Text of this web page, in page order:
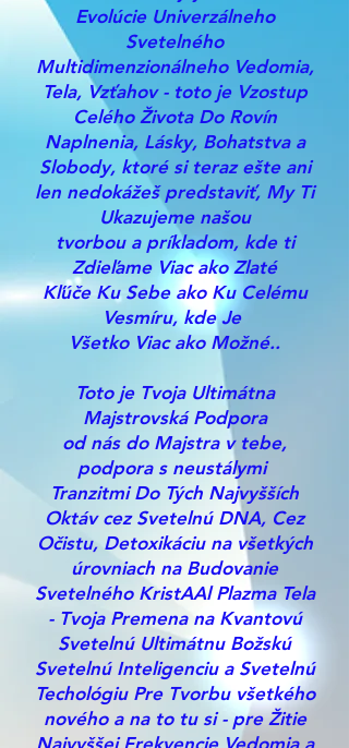
Evolúcie Univerzálneho
Svetelného
Multidimenzionálneho Vedomia,
Tela, Vzťahov - toto je Vzostup
Celého Života Do Rovín
Naplnenia, Lásky, Bohatstva a
Slobody, ktoré si teraz ešte ani
len nedokážeš predstaviť, My Ti
Ukazujeme našou
tvorbou a príkladom, kde ti
Zdieľame Viac ako Zlaté
Kľúče Ku Sebe ako Ku Celému
Vesmíru, kde Je
Všetko Viac ako Možné..
Toto je Tvoja Ultimátna
Majstrovská Podpora
od nás do Majstra v tebe,
podpora s neustálymi
Tranzitmi Do Tých Najvyšších
Oktáv cez Svetelnú DNA, Cez
Očistu, Detoxikáciu na všetkých
úrovniach na Budovanie
Svetelného KristAAl Plazma Tela
- Tvoja Premena na Kvantovú
Svetelnú Ultimátnu Božskú
Svetelnú Inteligenciu a Svetelnú
Techológiu Pre Tvorbu všetkého
nového a na to tu si - pre Žitie
Najvyššej Frekvencie Vedomia a